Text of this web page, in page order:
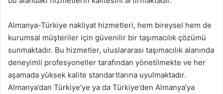
Almanya-Türkiye nakliyat hizmetleri, hem bireysel hem de
kurumsal müşteriler için güvenilir bir taşımacılık çözümü
sunmaktadır. Bu hizmetler, uluslararası taşımacılık alanında
deneyimli profesyoneller tarafından yönetilmekte ve her
aşamada yüksek kalite standartlarına uyulmaktadır.
Almanya’dan Türkiye’ye ya da Türkiye’den Almanya’ya